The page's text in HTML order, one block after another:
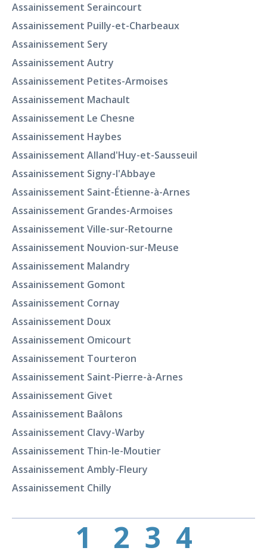
Assainissement Seraincourt
Assainissement Puilly-et-Charbeaux
Assainissement Sery
Assainissement Autry
Assainissement Petites-Armoises
Assainissement Machault
Assainissement Le Chesne
Assainissement Haybes
Assainissement Alland'Huy-et-Sausseuil
Assainissement Signy-l'Abbaye
Assainissement Saint-Étienne-à-Arnes
Assainissement Grandes-Armoises
Assainissement Ville-sur-Retourne
Assainissement Nouvion-sur-Meuse
Assainissement Malandry
Assainissement Gomont
Assainissement Cornay
Assainissement Doux
Assainissement Omicourt
Assainissement Tourteron
Assainissement Saint-Pierre-à-Arnes
Assainissement Givet
Assainissement Baâlons
Assainissement Clavy-Warby
Assainissement Thin-le-Moutier
Assainissement Ambly-Fleury
Assainissement Chilly
1 2 3 4